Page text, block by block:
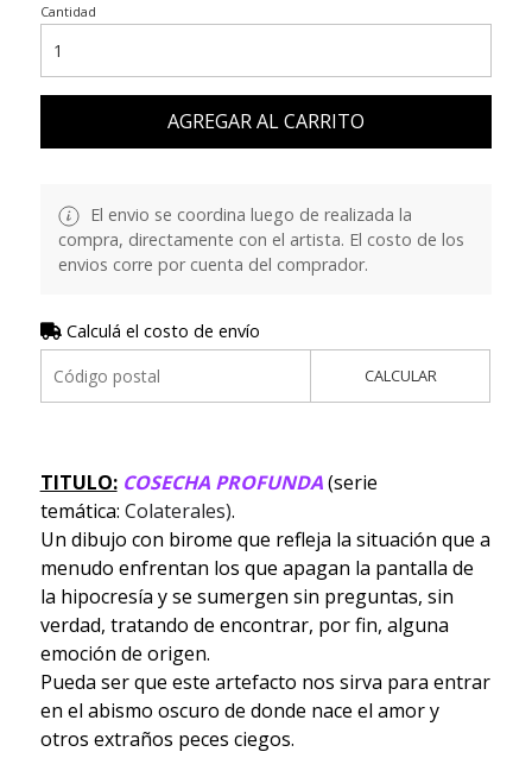
Cantidad
AGREGAR AL CARRITO
El envio se coordina luego de realizada la
compra, directamente con el artista. El costo de los
envios corre por cuenta del comprador.
Calculá el costo de envío
CALCULAR
TITULO: COSECHA PROFUNDA(serie
temática: Colaterales).
Un dibujo con birome que refleja la situación que a
menudo enfrentan los que apagan la pantalla de
la hipocresía y se sumergen sin preguntas, sin
verdad, tratando de encontrar, por fin, alguna
emoción de origen.
Pueda ser que este artefacto nos sirva para entrar
en el abismo oscuro de donde nace el amor y
otros extraños peces ciegos.